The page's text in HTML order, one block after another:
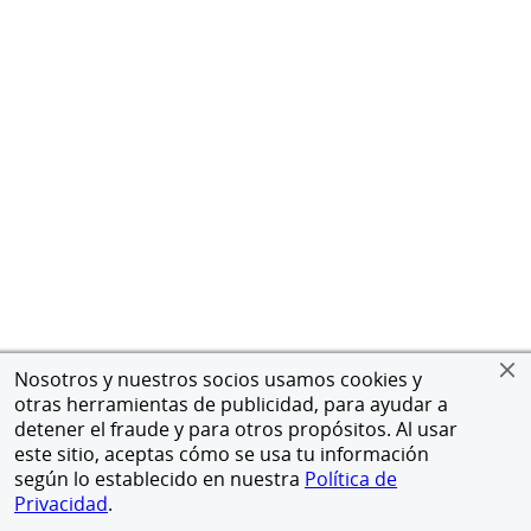
Nosotros y nuestros socios usamos cookies y
otras herramientas de publicidad, para ayudar a
detener el fraude y para otros propósitos. Al usar
este sitio, aceptas cómo se usa tu información
según lo establecido en nuestra Política de
Privacidad.